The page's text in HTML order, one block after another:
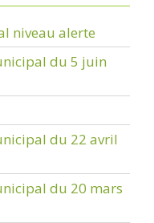
niveau alerte
du 5 juin
du 22 avril
du 20 mars